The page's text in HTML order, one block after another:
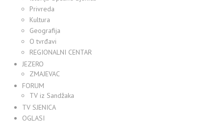
Privreda
Kultura
Geografija
O tvrđavi
REGIONALNI CENTAR
JEZERO
ZMAJEVAC
FORUM
TV iz Sandžaka
TV SJENICA
OGLASI